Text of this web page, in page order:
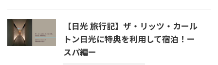
【日光 旅行記】ザ・リッツ・カール
トン日光に特典を利用して宿泊！ー
スパ編ー